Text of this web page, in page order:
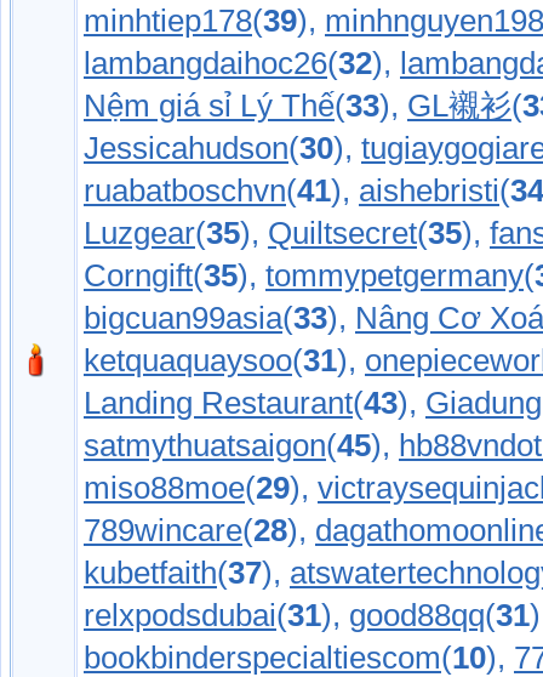
minhtiep178(39),
lambangdaihoc26(32),
Nệm giá sỉ Lý Thế(33), GL襯衫(
Jessicahudson(30),
ruabatboschvn(41), aishebristi(34
Luzgear(35), Quiltsecret(35),
Corngift(35), tommypetgermany(
bigcuan99asia(33), Nâng Cơ
ketquaquaysoo(31),
Landing Restaurant(43),
satmythuatsaigon(45),
miso88moe(29),
789wincare(28),
kubetfaith(37),
relxpodsdubai(31), good88qq(31
bookbinderspecialtiescom(10),